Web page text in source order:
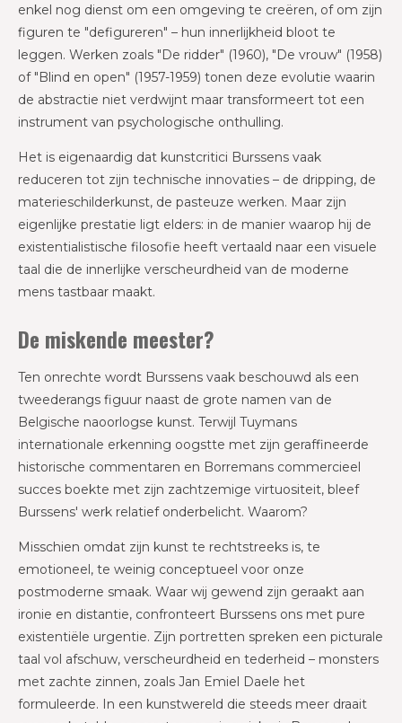
enkel nog dienst om een omgeving te creëren, of om zijn
figuren te "defigureren" – hun innerlijkheid bloot te
leggen. Werken zoals "De ridder" (1960), "De vrouw" (1958)
of "Blind en open" (1957-1959) tonen deze evolutie waarin
de abstractie niet verdwijnt maar transformeert tot een
instrument van psychologische onthulling.
Het is eigenaardig dat kunstcritici Burssens vaak
reduceren tot zijn technische innovaties – de dripping, de
materieschilderkunst, de pasteuze werken. Maar zijn
eigenlijke prestatie ligt elders: in de manier waarop hij de
existentialistische filosofie heeft vertaald naar een visuele
taal die de innerlijke verscheurdheid van de moderne
mens tastbaar maakt.
De miskende meester?
Ten onrechte wordt Burssens vaak beschouwd als een
tweederangs figuur naast de grote namen van de
Belgische naoorlogse kunst. Terwijl Tuymans
internationale erkenning oogstte met zijn geraffineerde
historische commentaren en Borremans commercieel
succes boekte met zijn zachtzemige virtuositeit, bleef
Burssens' werk relatief onderbelicht. Waarom?
Misschien omdat zijn kunst te rechtstreeks is, te
emotioneel, te weinig conceptueel voor onze
postmoderne smaak. Waar wij gewend zijn geraakt aan
ironie en distantie, confronteert Burssens ons met pure
existentiële urgentie. Zijn portretten spreken een picturale
taal vol afschuw, verscheurdheid en tederheid – monsters
met zachte zinnen, zoals Jan Emiel Daele het
formuleerde. In een kunstwereld die steeds meer draait